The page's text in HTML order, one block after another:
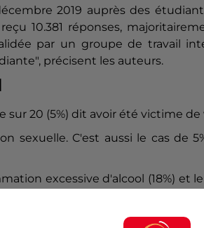
2019 auprès des
10.381 réponses,
par un groupe de travail
précisent les auteurs.
20 (5%) dit avoir été victime de
sexuelle. C'est aussi le cas de
excessive d'alcool (18%) et
ou témoins de
violences